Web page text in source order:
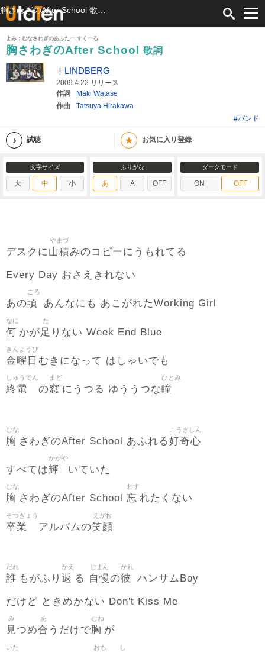
よみ：むなさわぎのあふたー すくーる
胸さわぎのAfter School
歌詞
LINDBERG
2009.4.22 リリース
作詞
Maki Watase
作曲
Tatsuya Hirakawa
#バンド
試聴 ★ お気に入り登録
文字サイズ
大 中 小
ふりがな
あ A OFF
ダークモード
ON OFF
デスクに山積
やまづ
みのコピーにうもれてる
Every Day おさえきれない
あの頃
ころ
あんなにも あこがれたWorking Girl
何
なに
かが足
た
りない Week End Blue
金曜日
きんようび
むきになって はしゃいでも
終電
しゅうでん
の窓
まど
にうつる ゆううつな瞳
ひとみ
胸
むな
さわぎのAfter School あふれる好奇心
こうきしん
すべては輝
かがや
いていた
胸
むな
さわぎのAfter School 忘
わす
れたくない
卒業
そつぎょう
アルバムの笑顔
えがお
誰
だれ
もがふり 返
かえ
る 自慢
じまん
の彼
かれ
ハンサムBoy
だけど ときめかない Don't Kiss Me
見
み
つめ合
あ
うだけで胸
むね
が
いた おも し